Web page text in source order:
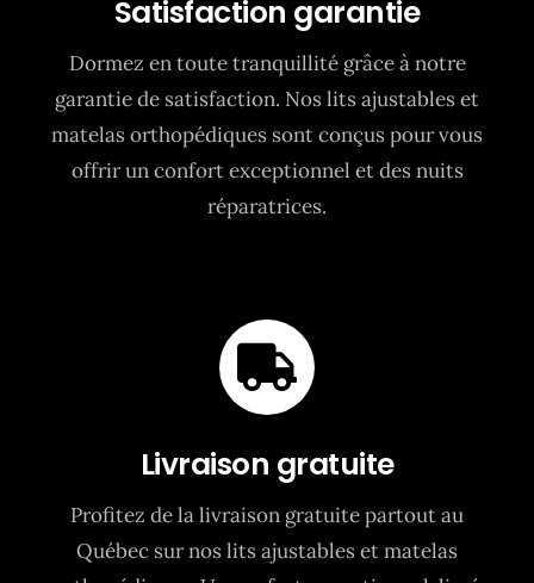
Satisfaction garantie
Dormez en toute tranquillité grâce à notre
garantie de satisfaction. Nos lits ajustables et
matelas orthopédiques sont conçus pour vous
offrir un confort exceptionnel et des nuits
réparatrices.
Livraison gratuite
Profitez de la livraison gratuite partout au
Québec sur nos lits ajustables et matelas